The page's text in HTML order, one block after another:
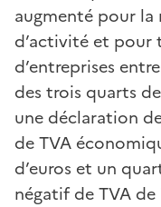
augmenté pour la
d’activité et pour
d’entreprises
des trois quarts
une déclaration
de TVA
d’euros et un
négatif de TVA de